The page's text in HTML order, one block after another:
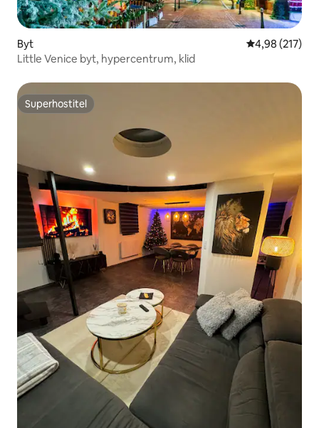
Byt Průměrné
4,98 (217)
Little Venice byt, hypercentrum, klid
Superhostitel
Superhostitel